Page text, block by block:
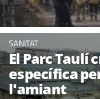
SANITAT
El Parc Taulí
específica
l'amiant